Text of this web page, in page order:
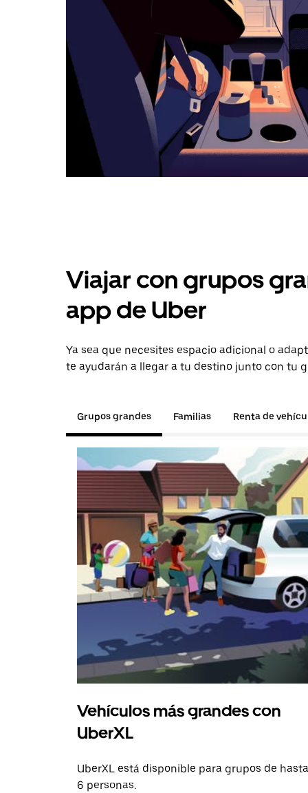
Viajar con grupos
app de Uber
Ya sea que necesites espacio adicional o
te ayudarán a llegar a tu destino junto con tu
Grupos grandes Familias Renta de
Vehículos más grandes con
UberXL
UberXL está disponible para grupos de hasta
6 personas.